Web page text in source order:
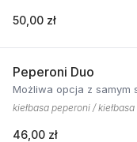
50,00 zł
Peperoni Duo
Możliwa opcja z samym
kiełbasa peperoni /
46,00 zł